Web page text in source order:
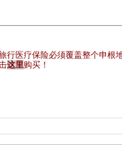
行医疗保险必须覆盖整个申根
这里购买！